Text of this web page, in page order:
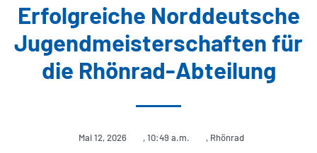
Erfolgreiche Norddeutsche
Jugendmeisterschaften für
die Rhönrad-Abteilung
Mai 12, 2026 ,10:49 a.m. , Rhönrad